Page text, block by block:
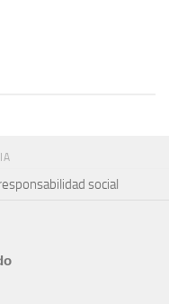
social